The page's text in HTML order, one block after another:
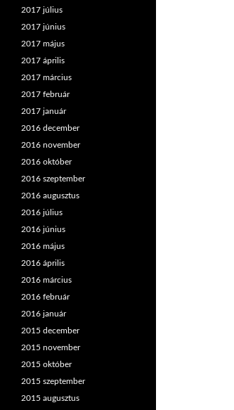
2017 július
2017 június
2017 május
2017 április
2017 március
2017 február
2017 január
2016 december
2016 november
2016 október
2016 szeptember
2016 augusztus
2016 július
2016 június
2016 május
2016 április
2016 március
2016 február
2016 január
2015 december
2015 november
2015 október
2015 szeptember
2015 augusztus